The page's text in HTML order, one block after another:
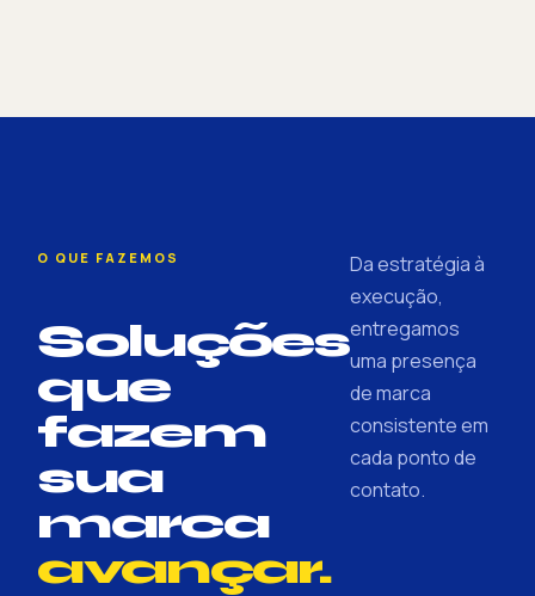
O QUE FAZEMOS
Soluções
que
fazem
sua
marca
avançar.
Da estratégia à
execução,
entregamos
uma presença
de marca
consistente em
cada ponto de
contato.